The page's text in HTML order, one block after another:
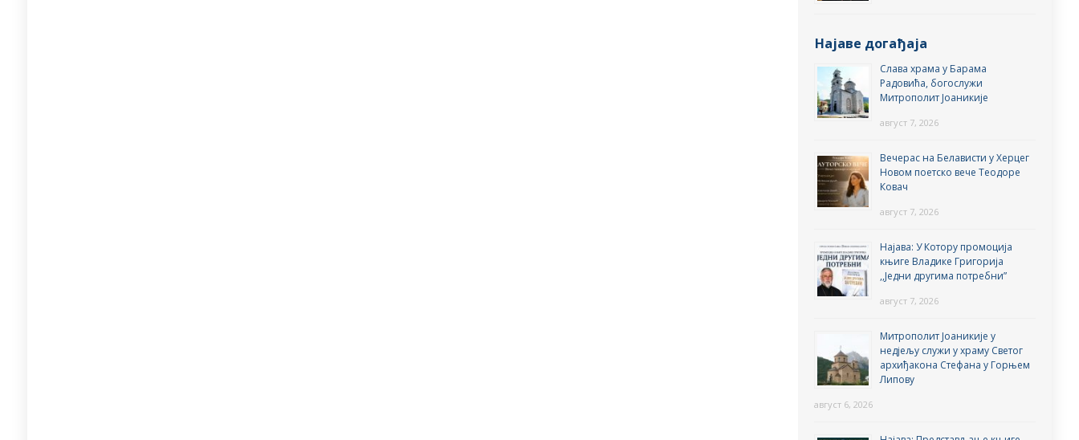
Најаве догађаја
Слава храма у Барама
Радовића, богослужи
Митрополит Јоаникије
август 7, 2026
Вечерас на Белависти у Херцег
Новом поетско вече Теодоре
Ковач
август 7, 2026
Најава: У Котору промоција
књиге Владике Григорија
,,Једни другима потребни”
август 7, 2026
Митрополит Јоаникије у
недјељу служи у храму Светог
архиђакона Стефана у Горњем
Липову
август 6, 2026